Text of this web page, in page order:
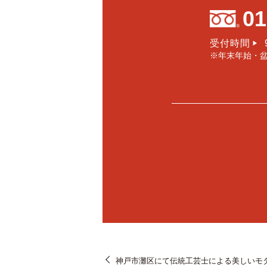
受付時間 ▶
※年末年始・
神戸市灘区にて伝統工芸士による美しい